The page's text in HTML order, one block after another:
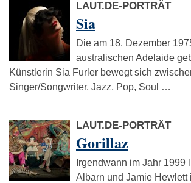
LAUT.DE-PORTRÄT
Sia
Die am 18. Dezember
australischen Adelaide
Künstlerin Sia Furler bewegt sich
Singer/Songwriter, Jazz, Pop, Soul …
LAUT.DE-PORTRÄT
Gorillaz
Irgendwann im Jahr 1999
Albarn und Jamie Hewlett